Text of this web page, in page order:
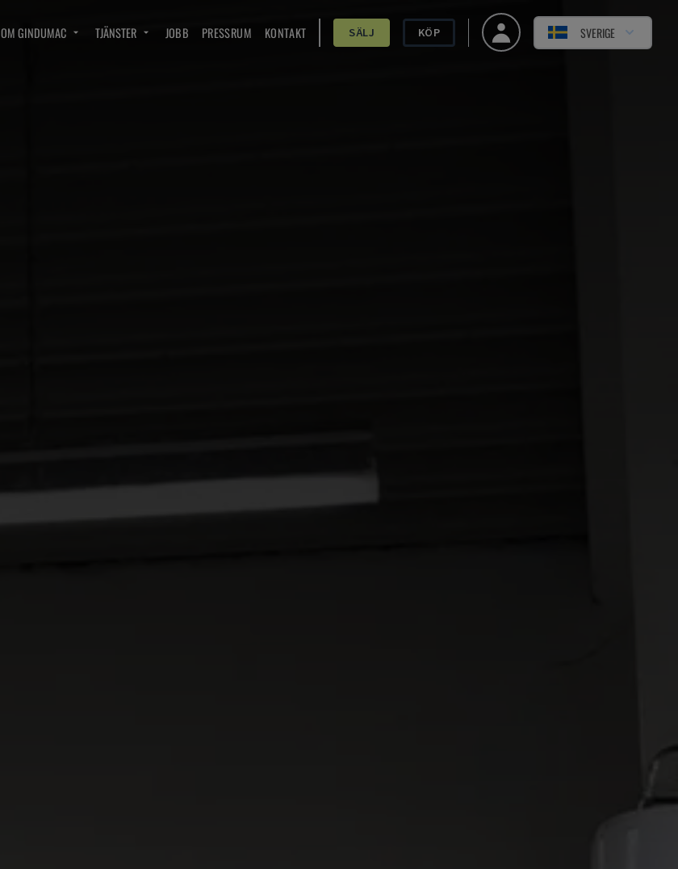
OM GINDUMAC TJÄNSTER JOBB PRESSRUM KONTAKT SÄLJ KÖP SVERIGE